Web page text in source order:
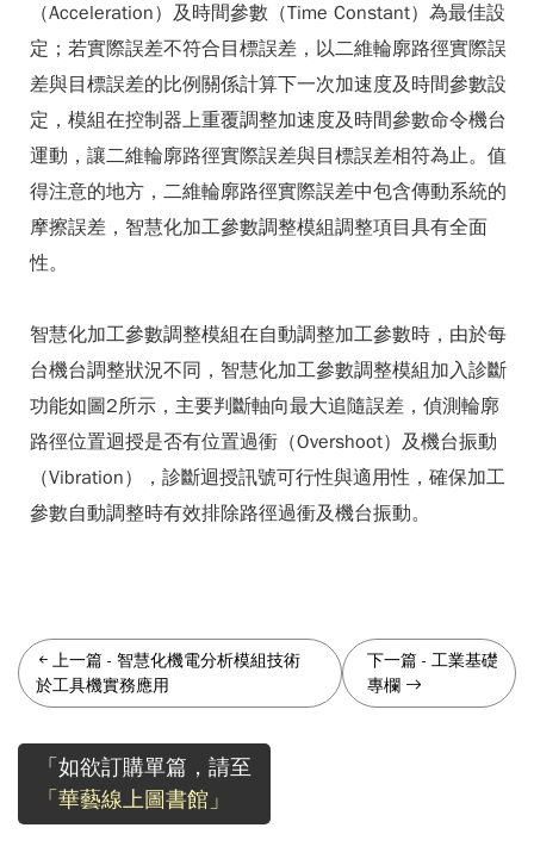
（Acceleration）及時間參數（Time Constant）為最佳設
定；若實際誤差不符合目標誤差，以二維輪廓路徑實際誤
差與目標誤差的比例關係計算下一次加速度及時間參數設
定，模組在控制器上重覆調整加速度及時間參數命令機台
運動，讓二維輪廓路徑實際誤差與目標誤差相符為止。值
得注意的地方，二維輪廓路徑實際誤差中包含傳動系統的
摩擦誤差，智慧化加工參數調整模組調整項目具有全面
性。
智慧化加工參數調整模組在自動調整加工參數時，由於每
台機台調整狀況不同，智慧化加工參數調整模組加入診斷
功能如圖2所示，主要判斷軸向最大追隨誤差，偵測輪廓
路徑位置迴授是否有位置過衝（Overshoot）及機台振動
（Vibration），診斷迴授訊號可行性與適用性，確保加工
參數自動調整時有效排除路徑過衝及機台振動。
上一篇 - 智慧化機電分析模組技術
於工具機實務應用
下一篇- 工業基礎
專欄
「如欲訂購單篇，請至
「華藝線上圖書館」